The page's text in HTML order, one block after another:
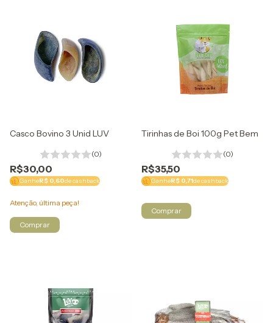
Casco Bovino 3 Unid LUV
(0)
R$30,00
GanheR$ 0,60de cashback
Atenção, última peça!
Tirinhas de Boi 100g Pet Bem
(0)
R$35,50
GanheR$ 0,71de cashback